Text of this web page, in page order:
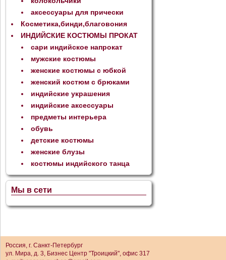
аксессуары для прически
Косметика,бинди,благовония
ИНДИЙСКИЕ КОСТЮМЫ ПРОКАТ
сари индийское напрокат
мужские костюмы
женские костюмы с юбкой
женский костюм с брюками
индийские украшения
индийские аксессуары
предметы интерьера
обувь
детские костюмы
женские блузы
костюмы индийского танца
Мы в сети
Россия, г. Санкт-Петербург
ул. Мира, д. 3, Бизнес Центр "Троицкий", офис 317